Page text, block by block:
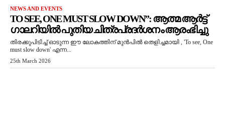
NEWS AND EVENTS
TO SEE, ONE MUST SLOW DOWN”: ആത്മ ആർട്ട്
ഗാലറിയിൽ പുതിയ ചിത്രപ്രദർശനം ആരംഭിച്ചു
തിരക്കുപിടിച്ച് ഓടുന്ന ഈ ലോകത്തിന് മുൻപിൽ തെളിച്ചമായി , 'To see, One
must slow down' എന്ന...
25th March 2026